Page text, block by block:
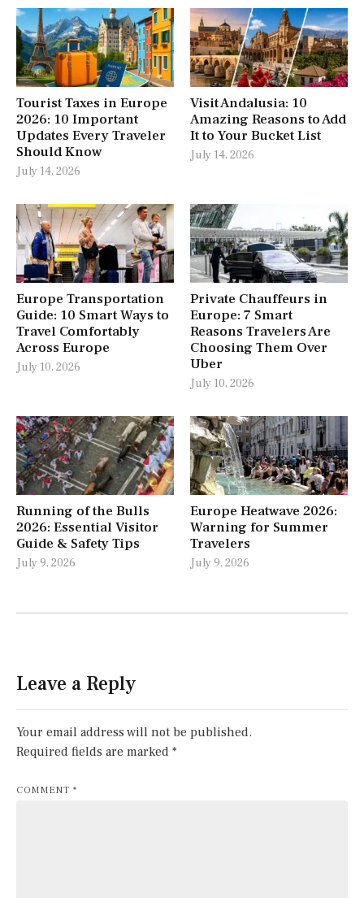
Tourist Taxes in Europe
2026: 10 Important
Updates Every Traveler
Should Know
July 14, 2026
Visit Andalusia: 10
Amazing Reasons to Add
It to Your Bucket List
July 14, 2026
Europe Transportation
Guide: 10 Smart Ways to
Travel Comfortably
Across Europe
July 10, 2026
Private Chauffeurs in
Europe: 7 Smart
Reasons Travelers Are
Choosing Them Over
Uber
July 10, 2026
Running of the Bulls
2026: Essential Visitor
Guide & Safety Tips
July 9, 2026
Europe Heatwave 2026:
Warning for Summer
Travelers
July 9, 2026
Leave a Reply
Your email address will not be published.
Required fields are marked *
COMMENT *